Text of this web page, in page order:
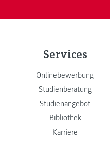
Services
Onlinebewerbung
Studienberatung
Studienangebot
Bibliothek
Karriere